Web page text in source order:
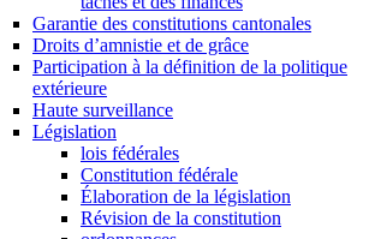
Garantie des constitutions cantonales
Droits d’amnistie et de grâce
Participation à la définition de la politique
extérieure
Haute surveillance
Législation
lois fédérales
Constitution fédérale
Élaboration de la législation
Révision de la constitution